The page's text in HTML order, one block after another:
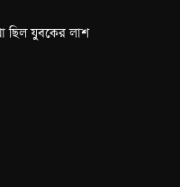
ছিল যুবকের লাশ